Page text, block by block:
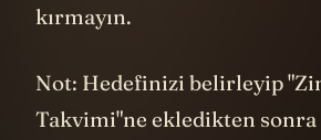
kırmayın.
Not: Hedefinizi belirleyip
Takvimi"ne ekledikten sonra